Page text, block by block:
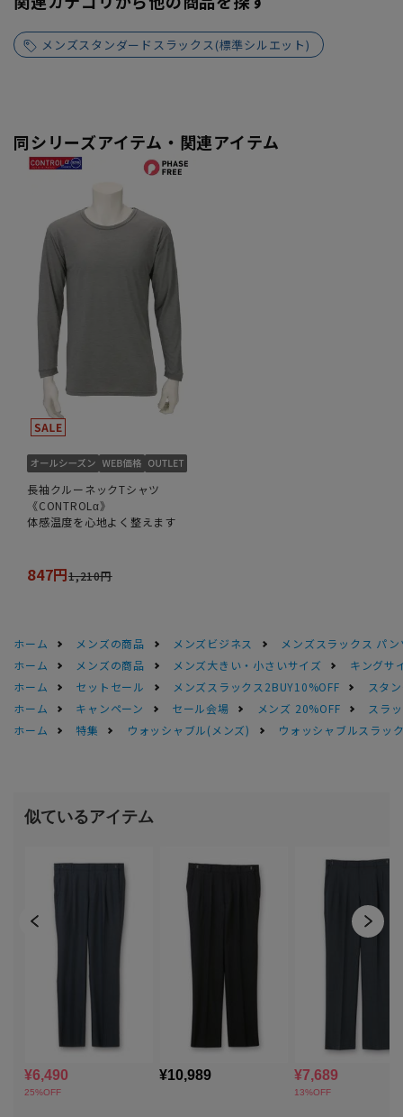
メンズスタンダードスラックス(標準シルエット)
同シリーズアイテム・関連アイテム
長袖クルーネックTシャツ
《CONTROLα》
体感温度を心地よく整えます
847円1,210円
ホーム メンズの商品 メンズビジネス
メンズスラックス パン
ホーム
メンズの商品 メンズ大きい・小さいサイズ
キングサ
ホーム
セットセール メンズスラックス2BUY10%OFF
スタ
ホーム
キャンペーン セール会場 メンズ 20%OFF
スラ
ホーム
特集 ウォッシャブル(メンズ) ウォッシャブルスラッ